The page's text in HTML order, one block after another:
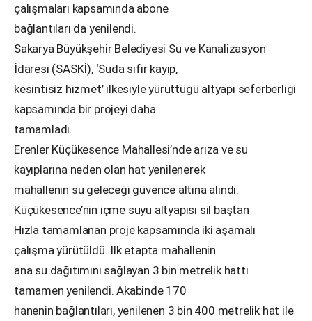
çalışmaları kapsamında abone
bağlantıları da yenilendi.
Sakarya Büyükşehir Belediyesi Su ve Kanalizasyon
İdaresi (SASKİ), ‘Suda sıfır kayıp,
kesintisiz hizmet’ ilkesiyle yürüttüğü altyapı seferberliği
kapsamında bir projeyi daha
tamamladı.
Erenler Küçükesence Mahallesi’nde arıza ve su
kayıplarına neden olan hat yenilenerek
mahallenin su geleceği güvence altına alındı.
Küçükesence’nin içme suyu altyapısı sil baştan
Hızla tamamlanan proje kapsamında iki aşamalı
çalışma yürütüldü. İlk etapta mahallenin
ana su dağıtımını sağlayan 3 bin metrelik hattı
tamamen yenilendi. Akabinde 170
hanenin bağlantıları, yenilenen 3 bin 400 metrelik hat ile